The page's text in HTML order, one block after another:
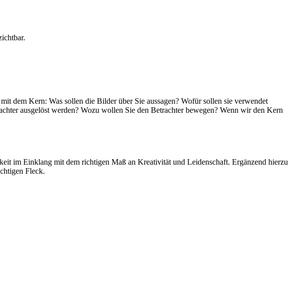
dem Kern: Was sollen die Bilder über Sie aussagen? Wofür sollen sie verwendet
ausgelöst werden? Wozu wollen Sie den Betrachter bewegen? Wenn wir den Kern
im Einklang mit dem richtigen Maß an Kreativität und Leidenschaft. Ergänzend hierzu
Fleck.